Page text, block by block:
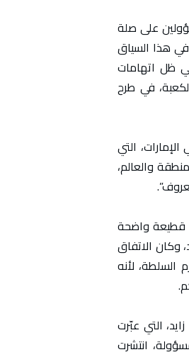
على صلة
في هذا السياق
ظل اتهامات
في طرح
التي
والعالم،
قطيعة واضحة
وكان الاتفاق
السلطة، لأنه
التي عبّرت
انتشرت